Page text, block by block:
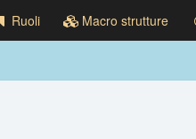
Ruoli Macro strutture